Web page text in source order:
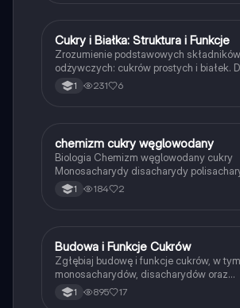
Biologia
Cukry i Białka: Struktura i Funkcje
Zrozumienie podstawowych składników
odżywczych: cukrów prostych i białek.
strukturze monosacharydów,
organizacji białek, w tym roli
1 231 6
Biologia
chemizm cukry węglowodany
Biologia Chemizm węglowodany cukry
Monosacharydy disacharydy
1 184 2
Biologia
Budowa i Funkcje Cukrów
Zgłębiaj budowę i funkcje cukrów, w tym
monosacharydów, disacharydów oraz
polisacharydów. Dowiedz się o ich roli
budulcowej i transportowej w
1 895 17